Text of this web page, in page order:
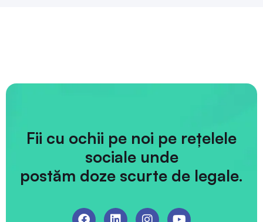
Fii cu ochii pe noi pe rețelele
sociale unde
postăm doze scurte de legale.